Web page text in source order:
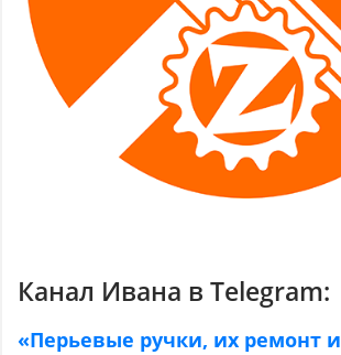
Канал Ивана в Telegram:
«Перьевые ручки, их ремонт и